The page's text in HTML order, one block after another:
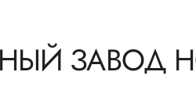
ЗАВОД